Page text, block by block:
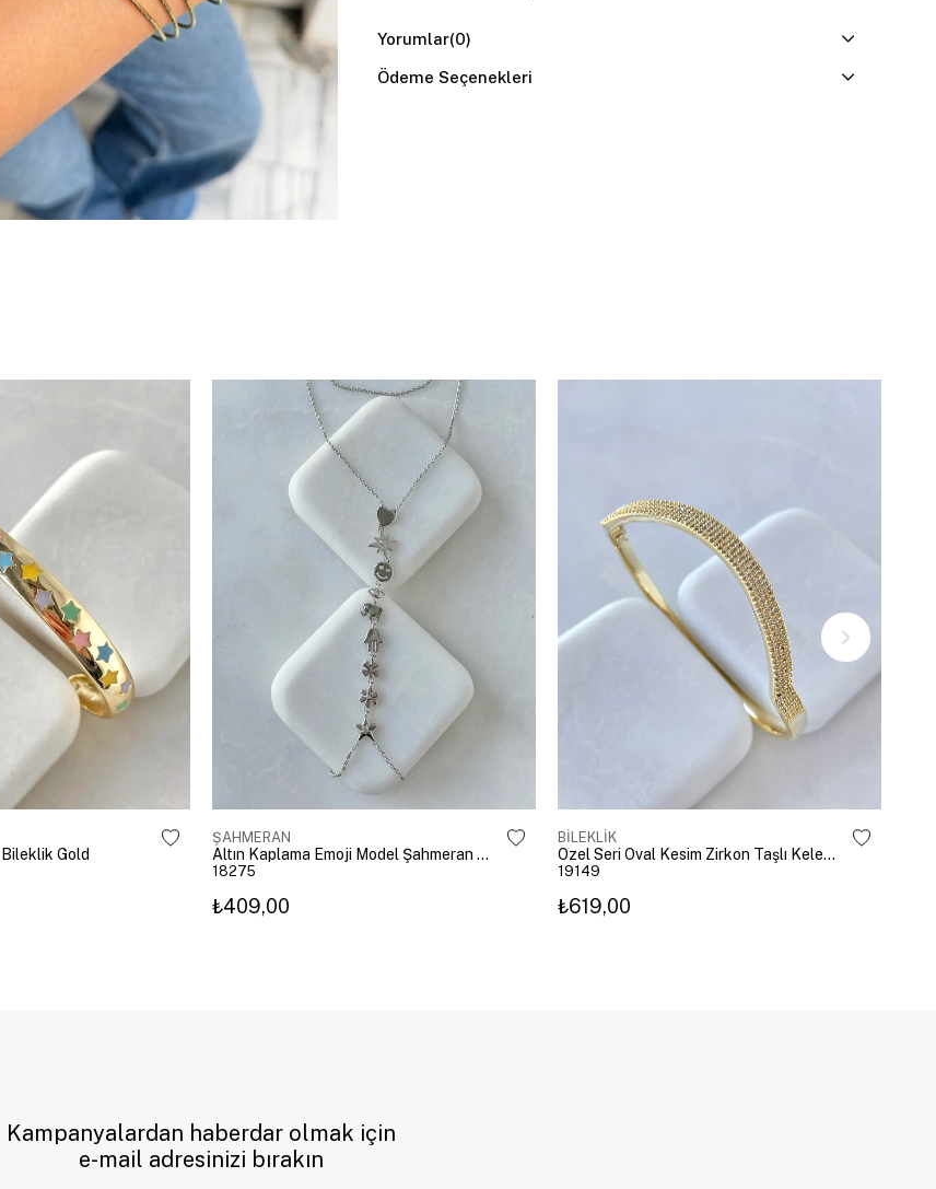
Yorumlar(0)
Ödeme Seçenekleri
Bileklik Gold
ŞAHMERAN
Altın Kaplama Emoji Model Şahmeran Gümüş
18275
₺409,00
BİLEKLİK
Özel Seri Oval Kesim Zirkon Taşlı Kelepçe Gold
19149
₺619,00
Kampanyalardan haberdar olmak için
e-mail adresinizi bırakın